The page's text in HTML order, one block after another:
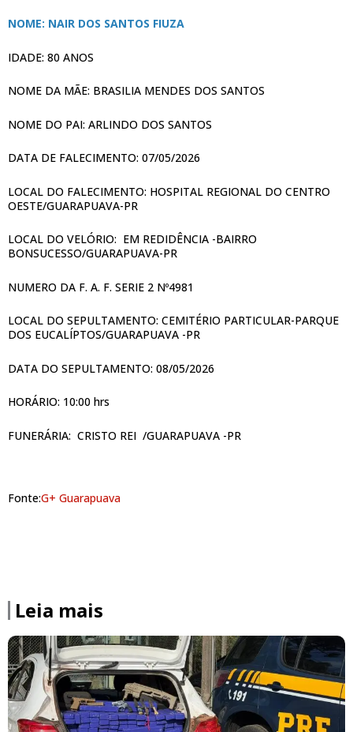
NOME: NAIR DOS SANTOS FIUZA
IDADE: 80 ANOS
NOME DA MÃE: BRASILIA MENDES DOS SANTOS
NOME DO PAI: ARLINDO DOS SANTOS
DATA DE FALECIMENTO: 07/05/2026
LOCAL DO FALECIMENTO: HOSPITAL REGIONAL DO CENTRO
OESTE/GUARAPUAVA-PR
LOCAL DO VELÓRIO: EM REDIDÊNCIA -BAIRRO
BONSUCESSO/GUARAPUAVA-PR
NUMERO DA F. A. F. SERIE 2 Nº4981
LOCAL DO SEPULTAMENTO: CEMITÉRIO PARTICULAR-PARQUE
DOS EUCALÍPTOS/GUARAPUAVA -PR
DATA DO SEPULTAMENTO: 08/05/2026
HORÁRIO: 10:00 hrs
FUNERÁRIA: CRISTO REI /GUARAPUAVA -PR
Fonte:G+ Guarapuava
Leia mais